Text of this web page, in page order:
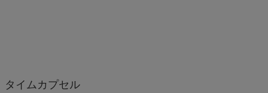
タイムカプセル